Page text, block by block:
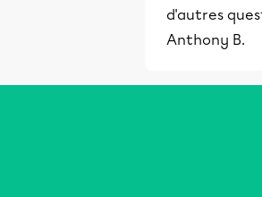
d'autres
Anthony B.